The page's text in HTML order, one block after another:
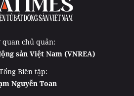
quan chủ quản:
sản Việt Nam (VNREA)
Biên tập:
Nguyễn Toan